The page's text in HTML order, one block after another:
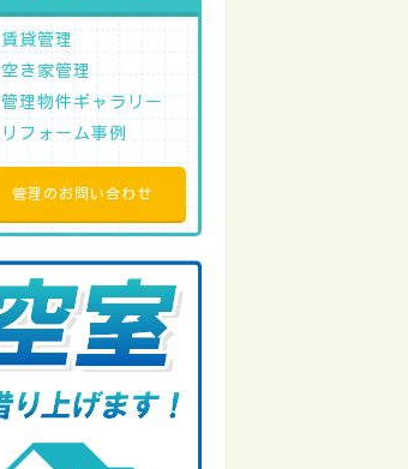
賃貸管理
空き家管理
管理物件ギャラリー
リフォーム事例
管理のお問い合わせ